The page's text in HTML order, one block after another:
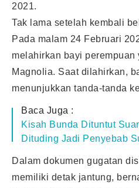
2021.
Tak lama setelah kembali
Pada malam 24 Februari
melahirkan bayi perempuan
Magnolia. Saat dilahirkan,
menunjukkan tanda-tanda
Baca Juga :
Kisah Bunda Dituntut
Dituding Jadi Penyebab
Dalam dokumen gugatan
memiliki detak jantung,